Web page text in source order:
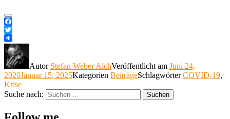
Facebook
Twitter
Autor Stefan Weber AichVeröffentlicht am Juni 24,
2020Januar 15, 2025Kategorien BeiträgeSchlagwörterCOVID-19,
Krise
Suche nach:
Suchen